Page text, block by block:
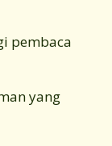
pembaca
yang